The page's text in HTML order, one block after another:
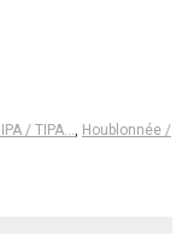
/ TIPA…, Houblonnée /